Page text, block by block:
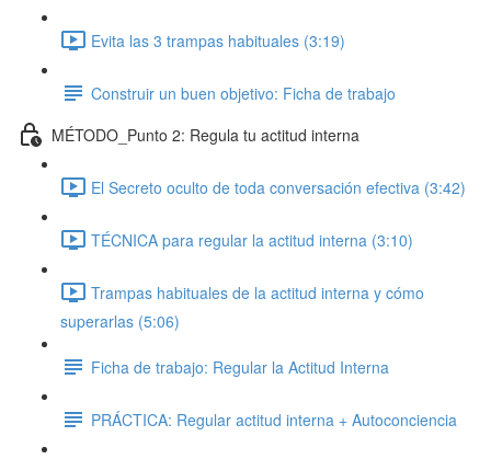
Evita las 3 trampas habituales (3:19)
Construir un buen objetivo: Ficha de trabajo
MÉTODO_Punto 2: Regula tu actitud interna
El Secreto oculto de toda conversación efectiva (3:42)
TÉCNICA para regular la actitud interna (3:10)
Trampas habituales de la actitud interna y cómo
superarlas (5:06)
Ficha de trabajo: Regular la Actitud Interna
PRÁCTICA: Regular actitud interna + Autoconciencia